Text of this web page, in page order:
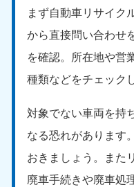
まず自動車リサイク
から直接問い合わせ
を確認。所在地や営
種類などをチェック
対象でない車両を持
なる恐れがあります
おきましょう。また
廃車手続きや廃車処